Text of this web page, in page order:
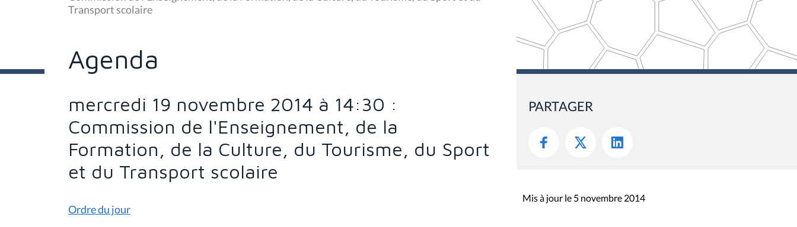
s
ê
c
i
Transport scolaire
Agenda
mercredi 19 novembre 2014 à 14:30 :
Commission de l'Enseignement, de la
Formation, de la Culture, du Tourisme, du Sport
et du Transport scolaire
Ordre du jour
PARTAGER
Mis à jour le 5 novembre 2014